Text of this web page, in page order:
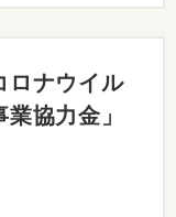
ロナウイル
協力金」